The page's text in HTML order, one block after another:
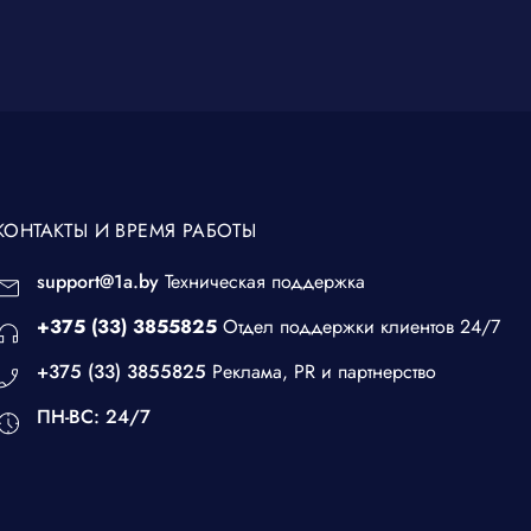
И ВРЕМЯ РАБОТЫ
support@1a.byТехническая поддержка
+375 (33) 3855825Отдел поддержки клиентов 24/7
+375 (33) 3855825 Реклама, PR и партнерство
ПН-ВС: 24/7